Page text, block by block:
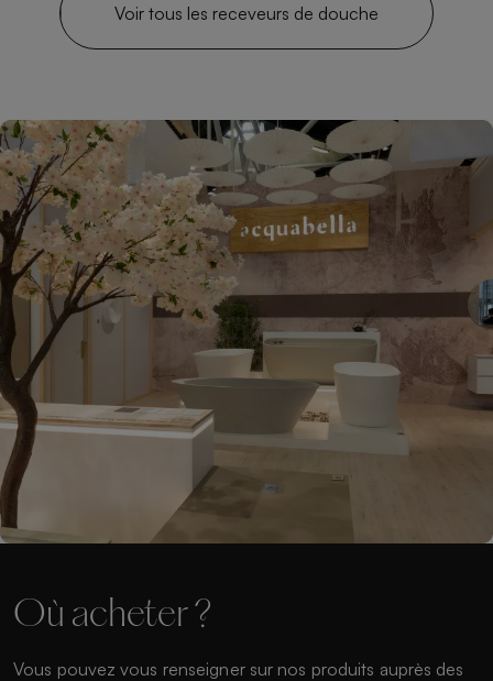
Voir tous les receveurs de douche
Où acheter ?
Vous pouvez vous renseigner sur nos produits auprès des